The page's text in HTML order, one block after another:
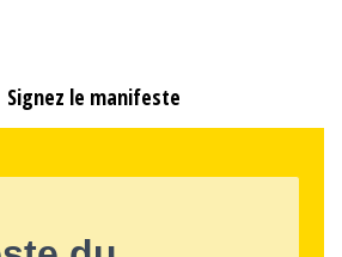
Signez le manifeste